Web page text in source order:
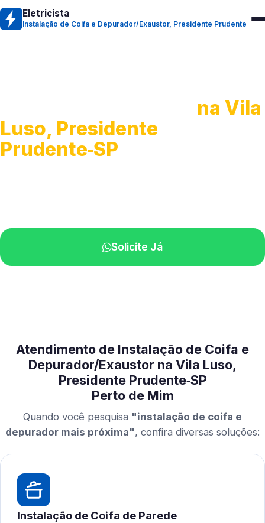
Eletricista
Instalação de Coifa e Depurador/Exaustor, Presidente Prudente
na Vila
Luso, Presidente
Prudente‑SP
Solicite Já
Atendimento de Instalação de Coifa e
Depurador/Exaustor na Vila Luso,
Presidente Prudente‑SP
Perto de Mim
Quando você pesquisa "instalação de coifa e
depurador mais próxima", confira diversas soluções:
Instalação de Coifa de Parede